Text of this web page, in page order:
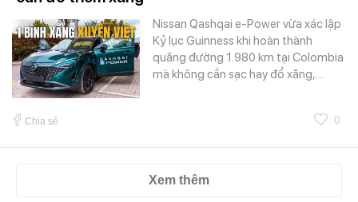
Nissan Qashqai e-Power vừa xác lập
Kỷ lục Guinness khi hoàn thành
quãng đường 1.980 km tại Colombia
mà không cần sạc hay đổ xăng,…
Chia sẻ 0
Xem thêm